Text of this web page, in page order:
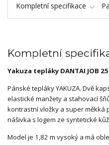
Kompletní specifikace
Kompletní
Yakuza tepláky DANTAI JOB
Pánské tepláky YAKUZA. Dvě
elastické manžety a stahovací
kontrastní vložky a super měkká
nášivka s logem ze syntetické
Model je 1,82 m vysoký a má